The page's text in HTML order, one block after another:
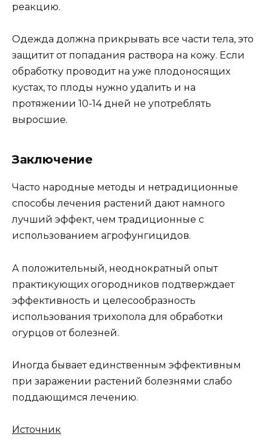
реакцию.
Одежда должна прикрывать все части тела, это
защитит от попадания раствора на кожу. Если
обработку проводит на уже плодоносящих
кустах, то плоды нужно удалить и на
протяжении 10-14 дней не употреблять
выросшие.
Заключение
Часто народные методы и нетрадиционные
способы лечения растений дают намного
лучший эффект, чем традиционные с
использованием агрофунгицидов.
А положительный, неоднократный опыт
практикующих огородников подтверждает
эффективность и целесообразность
использования трихопола для обработки
огурцов от болезней.
Иногда бывает единственным эффективным
при заражении растений болезнями слабо
поддающимся лечению.
Источник